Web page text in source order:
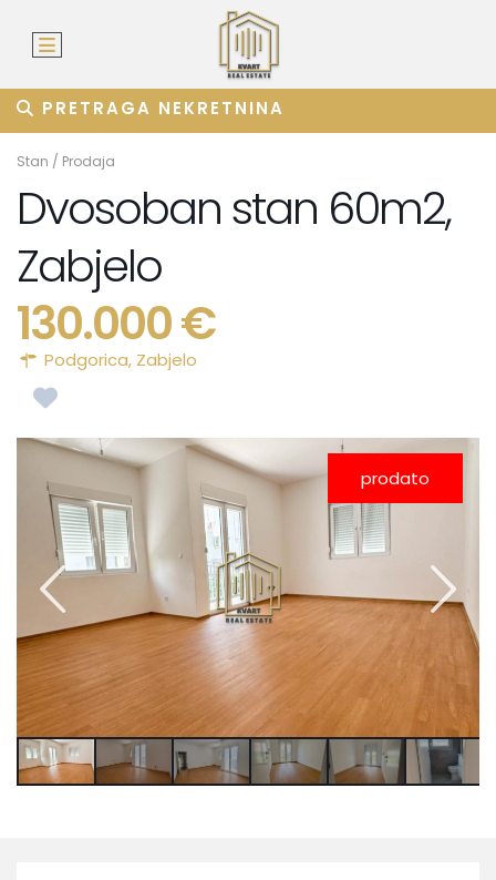
PRETRAGA NEKRETNINA
Stan / Prodaja
Dvosoban stan 60m2,
Zabjelo
130.000 €
Podgorica, Zabjelo
prodato